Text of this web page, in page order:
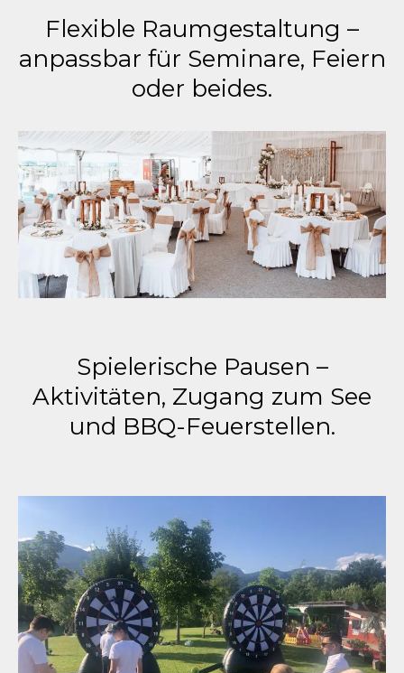
Flexible Raumgestaltung –
anpassbar für Seminare, Feiern
oder beides.
Spielerische Pausen –
Aktivitäten, Zugang zum See
und BBQ-Feuerstellen.